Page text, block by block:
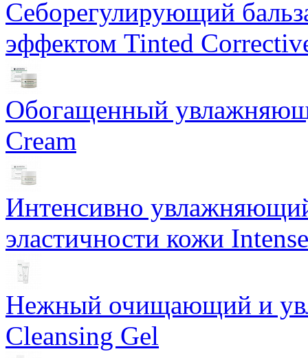
Себорегулирующий
эффектом Tinted
Обогащенный
Cream
Интенсивно
эластичности кожи
Нежный очищающий и
Cleansing Gel